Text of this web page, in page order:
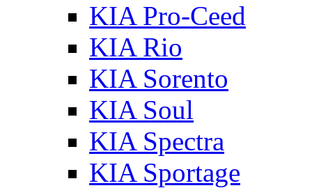
KIA Pro-Ceed
KIA Rio
KIA Sorento
KIA Soul
KIA Spectra
KIA Sportage